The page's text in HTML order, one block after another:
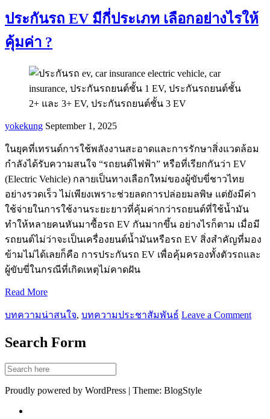
ประกันรถ EV มีกี่ประเภท เลือกอย่างไรให้
คุ้มค่า ?
yokekung September 1, 2025
ในยุคที่เทรนด์การใช้พลังงานสะอาดและการรักษาสิ่งแวดล้อม
กำลังได้รับความสนใจ “รถยนต์ไฟฟ้า” หรือที่เรียกกันว่า EV
(Electric Vehicle) กลายเป็นทางเลือกใหม่ของผู้ขับขี่ชาวไทย
อย่างรวดเร็ว ไม่เพียงเพราะช่วยลดการปล่อยมลพิษ แต่ยังมีค่า
ใช้จ่ายในการใช้งานระยะยาวที่คุ้มค่ากว่ารถยนต์ที่ใช้น้ำมัน
ทำให้หลายคนหันมาซื้อรถ EV กันมากขึ้น อย่างไรก็ตาม เมื่อมี
รถยนต์ไม่ว่าจะเป็นเครื่องยนต์น้ำมันหรือรถ EV สิ่งสำคัญที่มอง
ข้ามไม่ได้เลยก็คือ การประกันรถ EV เพื่อคุ้มครองทั้งตัวรถและ
ผู้ขับขี่ในกรณีที่เกิดเหตุไม่คาดฝัน
Read More
บทความน่าสนใจ, บทความประชาสัมพันธ์ Leave a Comment
Search Form
Proudly powered by WordPress | Theme: BlogStyle